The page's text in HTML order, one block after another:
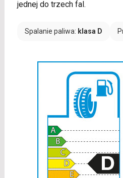
jednej do trzech fal.
Spalanie paliwa: klasa D